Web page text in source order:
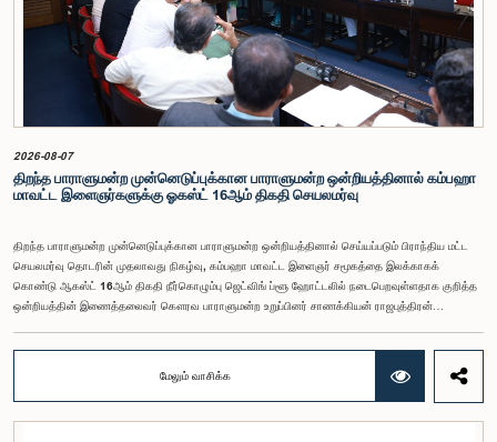
நிர்வாக ஏற்பாடுகள் குறித்து மேலும் விரிவான ஆய்வு மேற்கொள்ள வேண்டியதன் அவசியமும்
வலியுறுத்தப்பட்டது.விசேட குழுவினால் நியமிக்கப்பட்டுள்ள நிபுணர் குழு, கிடைத்துள்ள 31
முன்மொழிவுகளையும் முந்தைய பாராளுமன்ற விசேட குழுக்களின் அறிக்கைகளையும் பகுப்பாய்வு
செய்து, நடைமுறைக்கு ஏற்ற பரிந்துரைகளைக் கொண்ட அறிக்கையொன்றைத் தயாரிக்கவுள்ளது.
அதனைத் தொடர்ந்து, அந்தப் பரிந்துரைகளை ஆராய்ந்து அடுத்தகட்ட நடவடிக்கைகளை முன்னெடுக்க
குழு தீர்மானித்தது.இக்கூட்டத்தில், குழு உறுப்பினரான அமைச்சர் கலாநிதி உபாலி பன்னிலகே மற்றும்
பாராளுமன்ற உறுப்பினர்களான ரவி கருணாநாயக்க, ருவந்திலக ஜயக்கொடி மற்றும் கதிரவேலு
சண்முகம் குகதாசன் ஆகியோர் கலந்துகொண்டனர்.
2026-08-07
திறந்த பாராளுமன்ற முன்னெடுப்புக்கான பாராளுமன்ற ஒன்றியத்தினால் கம்பஹா
மாவட்ட இளைஞர்களுக்கு ஓகஸ்ட் 16ஆம் திகதி செயலமர்வு
திறந்த பாராளுமன்ற முன்னெடுப்புக்கான பாராளுமன்ற ஒன்றியத்தினால் செய்யப்படும் பிராந்திய மட்ட
செயலமர்வு தொடரின் முதலாவது நிகழ்வு, கம்பஹா மாவட்ட இளைஞர் சமூகத்தை இலக்காகக்
கொண்டு ஆகஸ்ட் 16ஆம் திகதி நீர்கொழும்பு ஜெட்விங் ப்ளூ ஹோட்டலில் நடைபெறவுள்ளதாக குறித்த
ஒன்றியத்தின் இணைத்தலைவர் கௌரவ பாராளுமன்ற உறுப்பினர் சாணக்கியன் ராஜபுத்திரன்
பங்கேற்புடன் திறந்த பாராளுமன்றக் கருத்திட்டத்தை மேலும் முன்னெடுத்துச் செல்லும் நோக்கில் இந்த
செயலமர்வு தொடர் ஏற்பாடு செய்யப்படுகின்றது. இதில் ஒன்றியத்தின் உறுப்பினர்கள் மற்றும் கம்பஹா
மாவட்டத்தை பிரதிநிதித்துவப்படுத்தும் பாராளுமன்ற உறுப்பினர்களும் பங்கேற்கவிருக்கின்றனர்.இந்த
மேலும் வாசிக்க